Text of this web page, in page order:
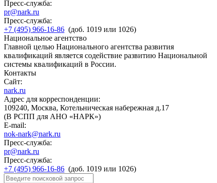
Пресс-служба:
pr@nark.ru
Пресс-служба:
+7 (495) 966-16-86 (доб. 1019 или 1026)
Национальное агентство
Главной целью Национального агентства развития
квалификаций является содействие развитию Национальной
системы квалификаций в России.
Контакты
Сайт:
nark.ru
Адрес для корреспонденции:
109240, Москва, Котельническая набережная д.17
(В РСПП для АНО «НАРК»)
E-mail:
nok-nark@nark.ru
Пресс-служба:
pr@nark.ru
Пресс-служба:
+7 (495) 966-16-86 (доб. 1019 или 1026)